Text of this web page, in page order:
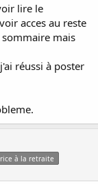
lire le
acces au reste
mais
réussi à poster
à la retraite